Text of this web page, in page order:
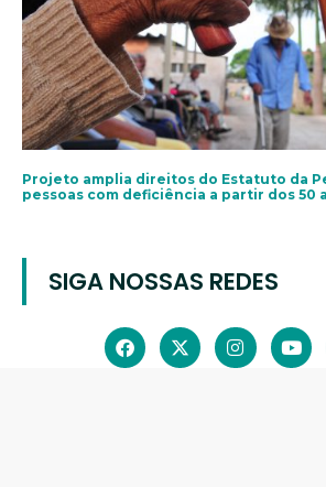
Projeto amplia direitos do Estatuto da
pessoas com deficiência a partir dos 50
SIGA NOSSAS REDES